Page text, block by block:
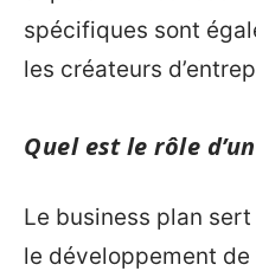
spécifiques sont
les créateurs
Quel est le rôle
Le business plan
le développement